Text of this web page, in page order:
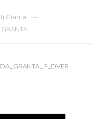
Granta —